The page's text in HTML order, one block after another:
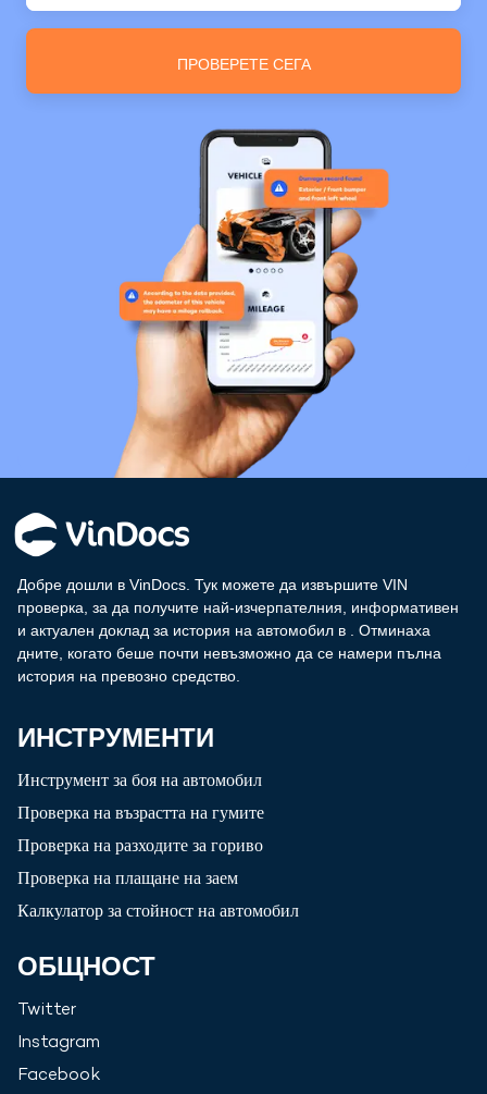
ПРОВЕРЕТЕ СЕГА
Добре дошли в VinDocs. Тук можете да извършите VIN
проверка, за да получите най-изчерпателния, информативен
и актуален доклад за история на автомобил в
. Отминаха
дните, когато беше почти невъзможно да се намери пълна
история на превозно средство.
ИНСТРУМЕНТИ
Инструмент за боя на автомобил
Проверка на възрастта на гумите
Проверка на разходите за гориво
Проверка на плащане на заем
Калкулатор за стойност на автомобил
ОБЩНОСТ
Twitter
Instagram
Facebook